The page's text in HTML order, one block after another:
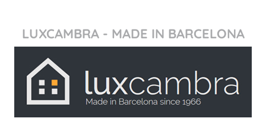
LUXCAMBRA - MADE IN BARCELONA